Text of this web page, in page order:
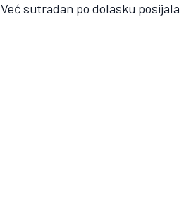
sutradan po dolasku posijala